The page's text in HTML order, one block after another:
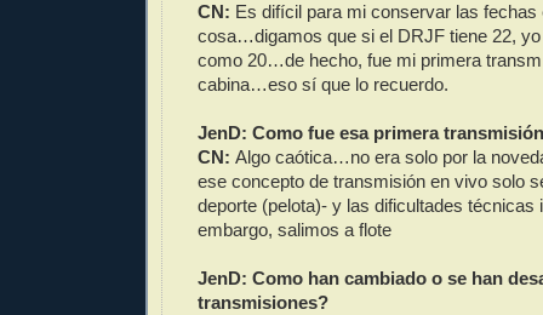
CN: Es difícil para mi conservar las
cosa…digamos que si el DRJF tiene 22,
como 20…de hecho, fue mi primera
cabina…eso sí que lo recuerdo.
JenD: Como fue esa primera
CN: Algo caótica…no era solo por la
ese concepto de transmisión en vivo solo
deporte (pelota)- y las dificultades
embargo, salimos a flote
JenD: Como han cambiado o se han
transmisiones?